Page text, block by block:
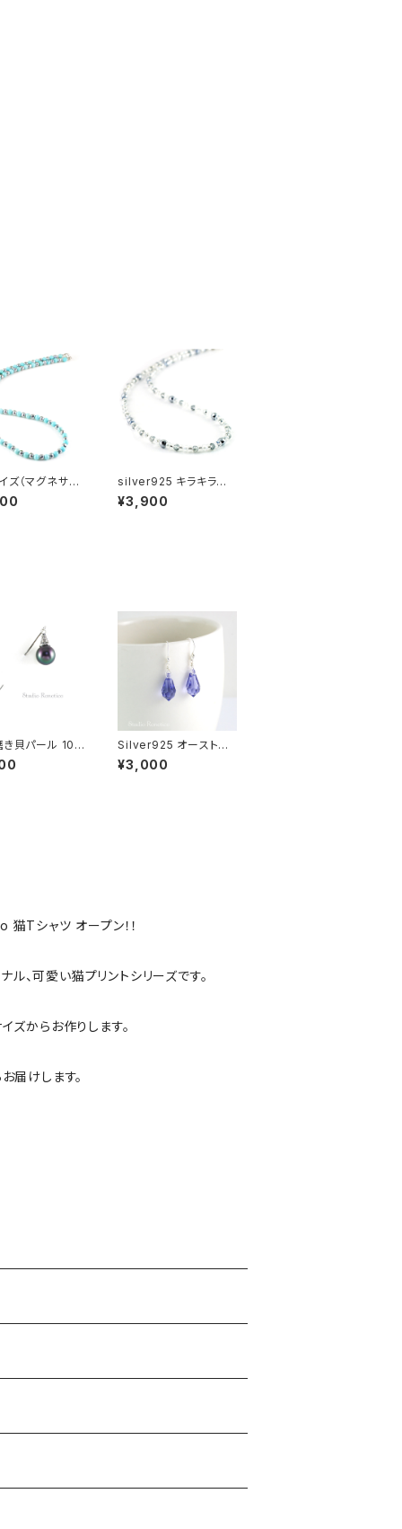
ズ（マグネサイ
石 磁気ネック
マグネ
silver925 キラキラお
洒落な磁気ネックレス
ガラスビーズとヘマタイ
¥3,900
き貝パール 10m
ピンブローチ
ン ラペルピン
Silver925 オーストリ
ア製クリスタルタンザナ
イトカラーしずく ピアス
¥3,000
Tシャツ オープン！！
、可愛い猫プリントシリーズです。
ズからお作りします。
届けします。